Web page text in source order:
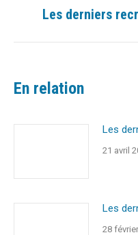
Les derniers
En relation
Les
21 avril
Les
28